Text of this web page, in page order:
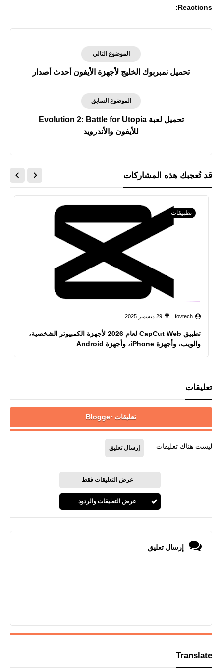
Reactions:
الموضوع التالي
تحميل نمبربوك الخليج لأجهزة الأيفون أحدث أصدار
الموضوع السابق
تحميل لعبة Evolution 2: Battle for Utopia
للأيفون والأندرويد
قد تُعجبك هذه المشاركات
نطبيقات
fovtech 29 ديسمبر 2025
تطبيق CapCut Web لعام 2026 لأجهزة الكمبيوتر الشخصية،
والويب، وأجهزة iPhone، وأجهزة Android
تعليقات
تعليقات Blogger
ليست هناك تعليقات إرسال تعليق
عرض التعليقات فقط
عرض التعليقات والردود
إرسال تعليق
Translate